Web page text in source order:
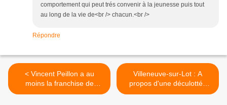
comportement qui peut trés convenir à la jeunesse puis tout
au long de la vie de<br /> chacun.<br />
Répondre
< Vincent Peillon a au
moins la franchise de
désigner son ennemi
Villeneuve-sur-Lot : A
propos d'une déculottée
électorale du PS, par Ivan